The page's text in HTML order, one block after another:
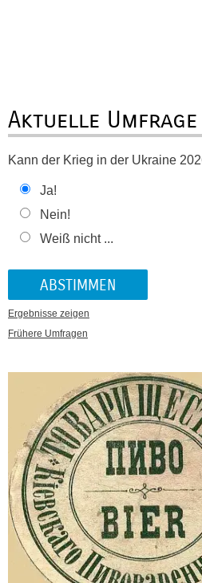
Aktuelle Umfrage
Kann der Krieg in der Ukraine
Ja!
Nein!
Weiß nicht ...
Ergebnisse zeigen
Frühere Umfragen